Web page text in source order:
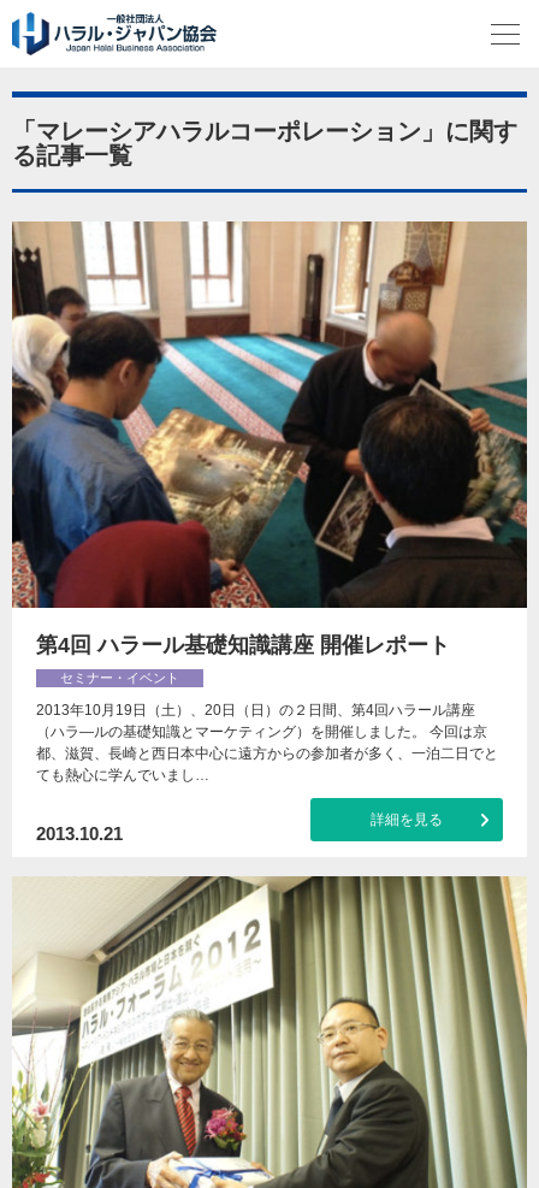
「マレーシアハラルコーポレーション」に関す
る記事一覧
第4回 ハラール基礎知識講座 開催レポート
セミナー・イベント
2013年10月19日（土）、20日（日）の２日間、第4回ハラール講座
（ハラ―ルの基礎知識とマーケティング）を開催しました。 今回は京
都、滋賀、長崎と西日本中心に遠方からの参加者が多く、一泊二日でと
ても熱心に学んでいまし…
2013.10.21
詳細を見る